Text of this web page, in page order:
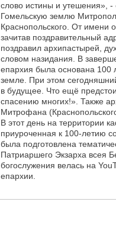
слово истины и утешения»,
Гомельскую землю
Краснопольского. От имени
зачитав поздравительный
поздравил архипастырей,
словом назидания. В
епархия была основана 100
земле. При этом
в будущее. Что ещё
спасению многих!». Также
Митрофана
В этот день на территории
приуроченная к 100-летию
была подготовлена
Патриаршего Экзарха всея
богослужения велась на
епархии.